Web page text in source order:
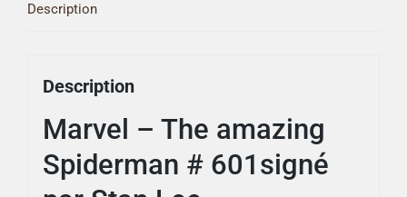
Description
Description
Marvel – The amazing
Spiderman # 601signé